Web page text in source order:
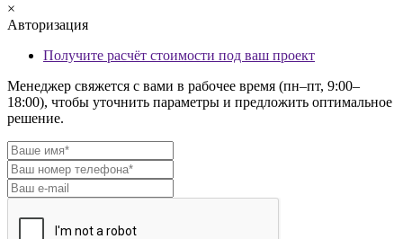
×
Авторизация
Получите расчёт стоимости под ваш проект
Менеджер свяжется с вами в рабочее время (пн–пт, 9:00–
18:00), чтобы уточнить параметры и предложить оптимальное
решение.